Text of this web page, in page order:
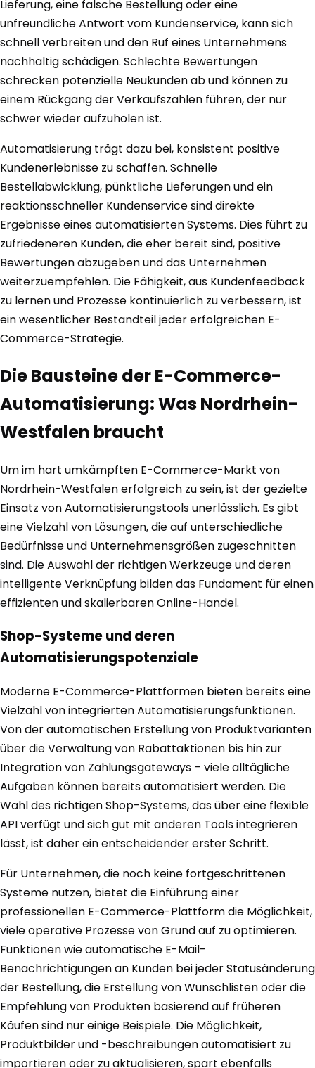
Lieferung, eine falsche Bestellung oder eine
unfreundliche Antwort vom Kundenservice, kann sich
schnell verbreiten und den Ruf eines Unternehmens
nachhaltig schädigen. Schlechte Bewertungen
schrecken potenzielle Neukunden ab und können zu
einem Rückgang der Verkaufszahlen führen, der nur
schwer wieder aufzuholen ist.
Automatisierung trägt dazu bei, konsistent positive
Kundenerlebnisse zu schaffen. Schnelle
Bestellabwicklung, pünktliche Lieferungen und ein
reaktionsschneller Kundenservice sind direkte
Ergebnisse eines automatisierten Systems. Dies führt zu
zufriedeneren Kunden, die eher bereit sind, positive
Bewertungen abzugeben und das Unternehmen
weiterzuempfehlen. Die Fähigkeit, aus Kundenfeedback
zu lernen und Prozesse kontinuierlich zu verbessern, ist
ein wesentlicher Bestandteil jeder erfolgreichen E-
Commerce-Strategie.
Die Bausteine der E-Commerce-
Automatisierung: Was Nordrhein-
Westfalen braucht
Um im hart umkämpften E-Commerce-Markt von
Nordrhein-Westfalen erfolgreich zu sein, ist der gezielte
Einsatz von Automatisierungstools unerlässlich. Es gibt
eine Vielzahl von Lösungen, die auf unterschiedliche
Bedürfnisse und Unternehmensgrößen zugeschnitten
sind. Die Auswahl der richtigen Werkzeuge und deren
intelligente Verknüpfung bilden das Fundament für einen
effizienten und skalierbaren Online-Handel.
Shop-Systeme und deren
Automatisierungspotenziale
Moderne E-Commerce-Plattformen bieten bereits eine
Vielzahl von integrierten Automatisierungsfunktionen.
Von der automatischen Erstellung von Produktvarianten
über die Verwaltung von Rabattaktionen bis hin zur
Integration von Zahlungsgateways – viele alltägliche
Aufgaben können bereits automatisiert werden. Die
Wahl des richtigen Shop-Systems, das über eine flexible
API verfügt und sich gut mit anderen Tools integrieren
lässt, ist daher ein entscheidender erster Schritt.
Für Unternehmen, die noch keine fortgeschrittenen
Systeme nutzen, bietet die Einführung einer
professionellen E-Commerce-Plattform die Möglichkeit,
viele operative Prozesse von Grund auf zu optimieren.
Funktionen wie automatische E-Mail-
Benachrichtigungen an Kunden bei jeder Statusänderung
der Bestellung, die Erstellung von Wunschlisten oder die
Empfehlung von Produkten basierend auf früheren
Käufen sind nur einige Beispiele. Die Möglichkeit,
Produktbilder und -beschreibungen automatisiert zu
importieren oder zu aktualisieren, spart ebenfalls